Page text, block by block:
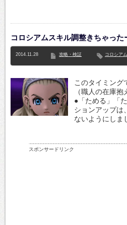
コロシアムスキル調整きちゃった
2014.11.28 攻略・検証 コロシアム
このタイミング
（職人の在庫抱
●「ためる」「
ションアップは
ないようにし
スポンサードリンク